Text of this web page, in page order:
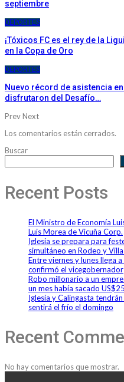
septiembre
DEPORTES
¡Tóxicos FC es el rey de la
en la Copa de Oro
DEPORTES
Nuevo récord de asistencia
disfrutaron del Desafío…
PrevNext
Los comentarios están cerrados.
Buscar
Recent Posts
El Ministro de Economía
Luis Morea de Vicuña Corp.
Iglesia se prepara para
simultáneo en Rodeo y
Entre viernes y lunes llega
confirmó el vicegobernador
Robo millonario a un
un mes había sacado
Iglesia y Calingasta
sentirá el frío el domingo
Recent
No hay comentarios que mostrar.